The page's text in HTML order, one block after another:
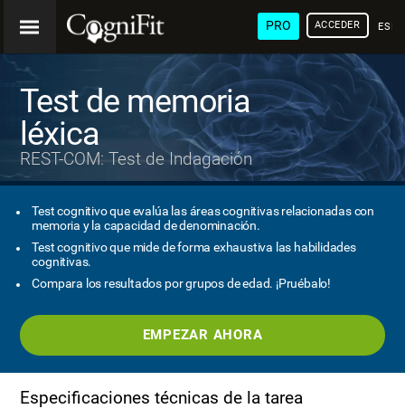
PRO ACCEDER
Test de memoria
léxica
REST-COM: Test de Indagación
Test cognitivo que evalúa las áreas cognitivas relacionadas con
memoria y la capacidad de denominación.
Test cognitivo que mide de forma exhaustiva las habilidades
cognitivas.
Compara los resultados por grupos de edad. ¡Pruébalo!
EMPEZAR AHORA
Especificaciones técnicas de la tarea